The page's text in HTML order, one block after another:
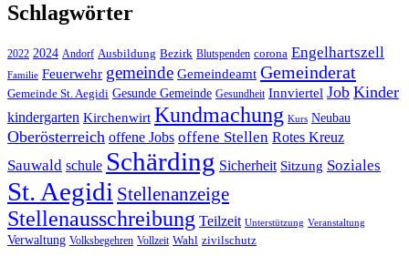
Schlagwörter
2022 2024 Andorf Ausbildung Bezirk Blutspenden corona Engelhartszell
Familie Feuerwehr gemeinde Gemeindeamt Gemeinderat
Gemeinde St. Aegidi Gesunde Gemeinde Gesundheit Innviertel Job Kinder
kindergarten Kirchenwirt Kundmachung Kurs Neubau
Oberösterreich offene Jobs offene Stellen Rotes Kreuz
Sauwald schule Schärding Sicherheit Sitzung Soziales
St. Aegidi Stellenanzeige
Stellenausschreibung Teilzeit Unterstützung Veranstaltung
Verwaltung Volksbegehren Vollzeit Wahl zivilschutz